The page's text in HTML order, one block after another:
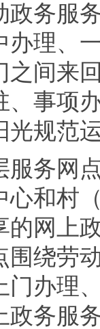
政务服
办理、
之间来
、事项
光规范
务网点
心和村
的网上
围绕劳
门办理
政务服